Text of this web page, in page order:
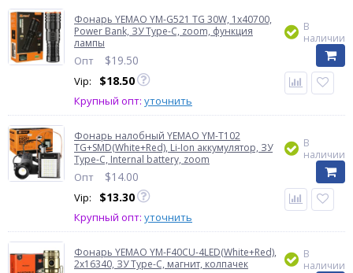
Фонарь YEMAO YM-G521 TG 30W, 1x40700,
Power Bank, ЗУ Type-C, zoom, функция
лампы
Опт $19.50
Vip: $18.50
Крупный опт: уточнить
В
наличии
Фонарь налобный YEMAO YM-T102
TG+SMD(White+Red), Li-Ion аккумулятор, ЗУ
Type-C, Internal battery, zoom
Опт $14.00
Vip: $13.30
Крупный опт: уточнить
В
наличии
Фонарь YEMAO YM-F40CU-4LED(White+Red),
2x16340, ЗУ Type-C, магнит, колпачек
В
наличии